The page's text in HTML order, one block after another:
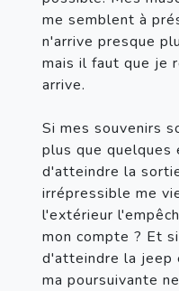
me semblent à
n'arrive presque
mais il faut que je
arrive.
Si mes souvenirs
plus que quelques
d'atteindre la
irrépressible me
l'extérieur
mon compte ? Et
d'atteindre la jeep
ma poursuivante